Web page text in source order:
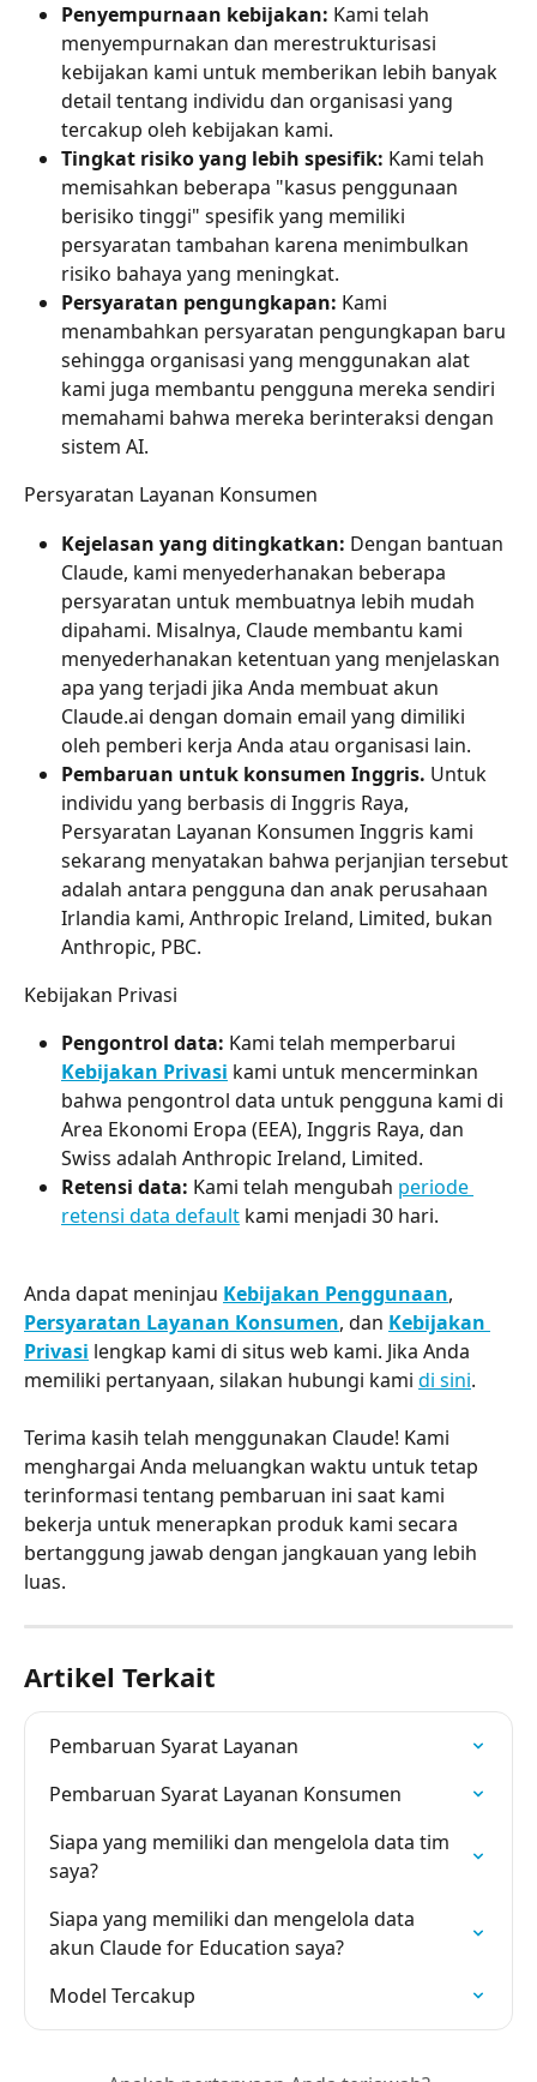
Penyempurnaan kebijakan: Kami telah
menyempurnakan dan merestrukturisasi
kebijakan kami untuk memberikan lebih banyak
detail tentang individu dan organisasi yang
tercakup oleh kebijakan kami.
Tingkat risiko yang lebih spesifik: Kami telah
memisahkan beberapa "kasus penggunaan
berisiko tinggi" spesifik yang memiliki
persyaratan tambahan karena menimbulkan
risiko bahaya yang meningkat.
Persyaratan pengungkapan: Kami
menambahkan persyaratan pengungkapan baru
sehingga organisasi yang menggunakan alat
kami juga membantu pengguna mereka sendiri
memahami bahwa mereka berinteraksi dengan
sistem AI.
Persyaratan Layanan Konsumen
Kejelasan yang ditingkatkan: Dengan bantuan
Claude, kami menyederhanakan beberapa
persyaratan untuk membuatnya lebih mudah
dipahami. Misalnya, Claude membantu kami
menyederhanakan ketentuan yang menjelaskan
apa yang terjadi jika Anda membuat akun
Claude.ai dengan domain email yang dimiliki
oleh pemberi kerja Anda atau organisasi lain.
Pembaruan untuk konsumen Inggris. Untuk
individu yang berbasis di Inggris Raya,
Persyaratan Layanan Konsumen Inggris kami
sekarang menyatakan bahwa perjanjian tersebut
adalah antara pengguna dan anak perusahaan
Irlandia kami, Anthropic Ireland, Limited, bukan
Anthropic, PBC.
Kebijakan Privasi
Pengontrol data: Kami telah memperbarui
Kebijakan Privasi kami untuk mencerminkan
bahwa pengontrol data untuk pengguna kami di
Area Ekonomi Eropa (EEA), Inggris Raya, dan
Swiss adalah Anthropic Ireland, Limited.
Retensi data: Kami telah mengubah periode
retensi data default kami menjadi 30 hari.
Anda dapat meninjau Kebijakan Penggunaan,
Persyaratan Layanan Konsumen, dan Kebijakan
Privasi lengkap kami di situs web kami. Jika Anda
memiliki pertanyaan, silakan hubungi kami di sini.
Terima kasih telah menggunakan Claude! Kami
menghargai Anda meluangkan waktu untuk tetap
terinformasi tentang pembaruan ini saat kami
bekerja untuk menerapkan produk kami secara
bertanggung jawab dengan jangkauan yang lebih
luas.
Artikel Terkait
Pembaruan Syarat Layanan
Pembaruan Syarat Layanan Konsumen
Siapa yang memiliki dan mengelola data tim
saya?
Siapa yang memiliki dan mengelola data
akun Claude for Education saya?
Model Tercakup